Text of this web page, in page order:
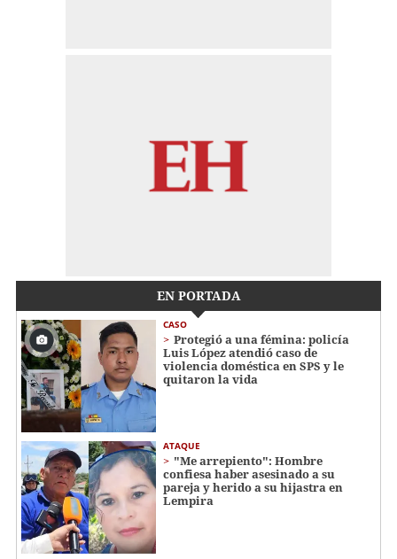
EN PORTADA
CASO
Protegió a una fémina: policía
Luis López atendió caso de
violencia doméstica en SPS y le
quitaron la vida
ATAQUE
"Me arrepiento": Hombre
confiesa haber asesinado a su
pareja y herido a su hijastra en
Lempira